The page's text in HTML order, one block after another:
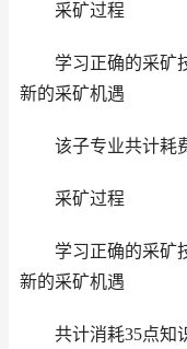
采矿过程
学习正确的采矿技
新的采矿机遇
该子专业共计耗
采矿过程
学习正确的采矿技
新的采矿机遇
共计消耗35点知